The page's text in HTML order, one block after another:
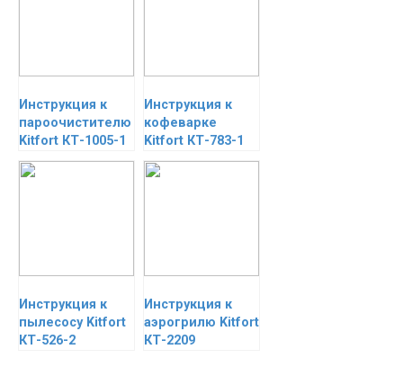
Инструкция к
пароочистителю
Kitfort КТ-1005-1
Инструкция к
кофеварке
Kitfort КТ-783-1
Инструкция к
пылесосу Kitfort
КТ-526-2
Инструкция к
аэрогрилю Kitfort
КТ-2209